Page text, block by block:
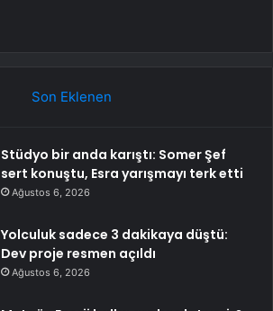
Son Eklenen
Stüdyo bir anda karıştı: Somer Şef
sert konuştu, Esra yarışmayı terk etti
Ağustos 6, 2026
Yolculuk sadece 3 dakikaya düştü:
Dev proje resmen açıldı
Ağustos 6, 2026